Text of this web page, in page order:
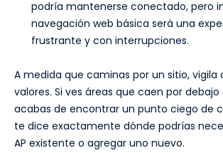
podría mantenerse conectado, pero
navegación web básica será una
frustrante y con interrupciones.
A medida que caminas por un sitio, vigila
valores. Si ves áreas que caen por debajo
acabas de encontrar un punto ciego de
te dice exactamente dónde podrías
AP existente o agregar uno nuevo.